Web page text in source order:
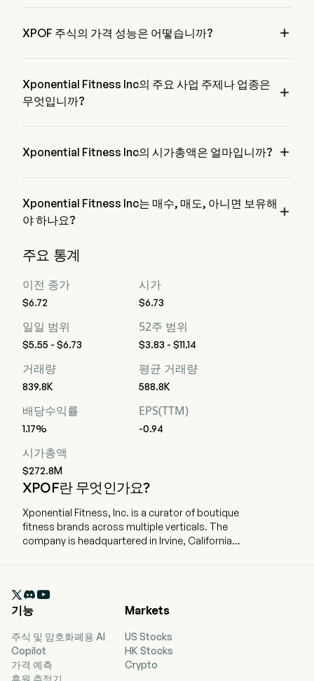
XPOF 주식의 가격 성능은 어떻습니까? 
Xponential Fitness Inc의 주요 사업 주제나 업종은
무엇입니까?

Xponential Fitness Inc의 시가총액은 얼마입니까? 
Xponential Fitness Inc는 매수, 매도, 아니면 보유해
야 하나요?

Fitness Inc에 대한 분석 평가를 실시했으며, 이는 5명의 강력
력한 매도를 포함합니다
주요 통계
이전 종가
$6.72
시가
$6.73
일일 범위
$5.55 - $6.73
52주 범위
$3.83 - $11.14
거래량
839.8K
평균 거래량
588.8K
배당수익률
1.17%
EPS(TTM)
-0.94
시가총액
$272.8M
XPOF란 무엇인가요?
Xponential Fitness, Inc. is a curator of boutique
fitness brands across multiple verticals. The
company is headquartered in Irvine, California
spanning modalities including Pilates, barre,
stretching, strength training and yoga. In
personalized workout experience in studio
locations throughout the United States and
internationally, with franchise, master franchise

기능
주식 및 암호화폐용 AI
Copilot
가격 예측
후원 추적기
Markets
US Stocks
HK Stocks
Crypto